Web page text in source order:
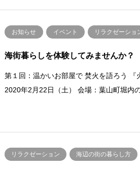
お知らせ イベント リラクゼーショ
海街暮らしを体験してみませんか？
第１回：温かいお部屋で 焚火を語ろう 『
2020年2月22日（土） 会場：葉山町堀内
リラクゼーション 海辺の街の暮らし方